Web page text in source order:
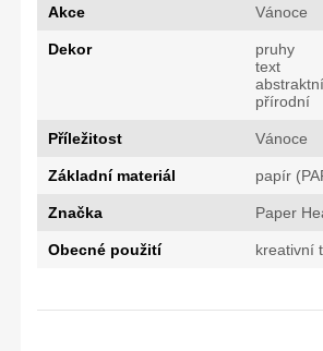
Akce Vánoce
Dekor
pruhy
text
abstraktní
přírodní
Příležitost Vánoce
Základní materiál papír
Značka Paper
Obecné použití kreativní